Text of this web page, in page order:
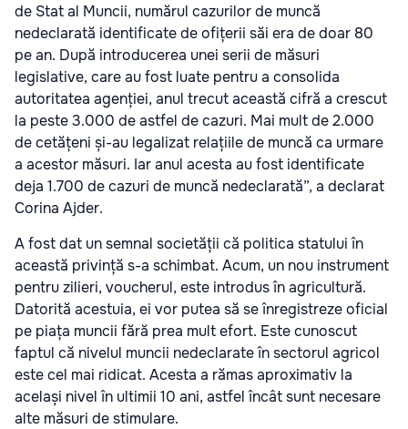
de Stat al Muncii, numărul cazurilor de muncă
nedeclarată identificate de ofițerii săi era de doar 80
pe an. După introducerea unei serii de măsuri
legislative, care au fost luate pentru a consolida
autoritatea agenției, anul trecut această cifră a crescut
la peste 3.000 de astfel de cazuri. Mai mult de 2.000
de cetățeni și-au legalizat relațiile de muncă ca urmare
a acestor măsuri. Iar anul acesta au fost identificate
deja 1.700 de cazuri de muncă nedeclarată”, a declarat
Corina Ajder.
A fost dat un semnal societății că politica statului în
această privință s-a schimbat. Acum, un nou instrument
pentru zilieri, voucherul, este introdus în agricultură.
Datorită acestuia, ei vor putea să se înregistreze oficial
pe piața muncii fără prea mult efort. Este cunoscut
faptul că nivelul muncii nedeclarate în sectorul agricol
este cel mai ridicat. Acesta a rămas aproximativ la
același nivel în ultimii 10 ani, astfel încât sunt necesare
alte măsuri de stimulare.